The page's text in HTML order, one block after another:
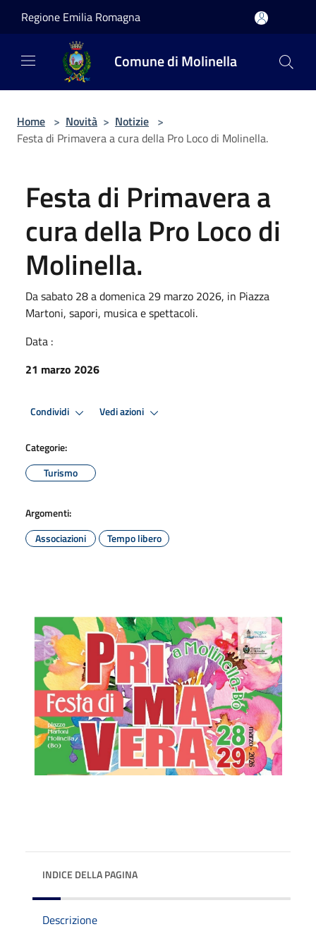
Regione Emilia Romagna
Comune di Molinella
Home > Novità > Notizie >
Festa di Primavera a cura della Pro Loco di Molinella.
Festa di Primavera a
cura della Pro Loco di
Molinella.
Da sabato 28 a domenica 29 marzo 2026, in Piazza
Martoni, sapori, musica e spettacoli.
Data :
21 marzo 2026
Condividi Vedi azioni
Categorie:
Turismo
Argomenti:
Associazioni
Tempo libero
INDICE DELLA PAGINA
Descrizione